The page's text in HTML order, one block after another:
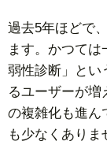
過去5年ほどで
ます。かつて
弱性診断」とい
るユーザーが
の複雑化も進ん
も少なくありま